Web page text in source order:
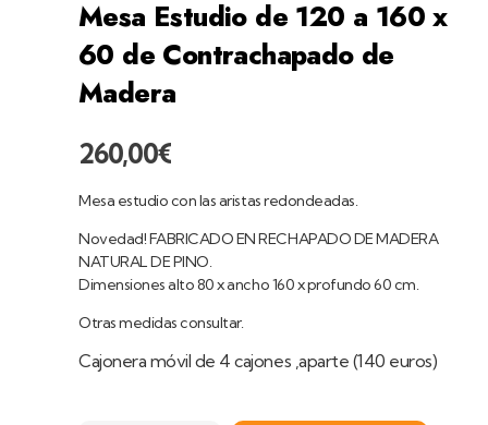
Mesa Estudio de 120 a 160 x
60 de Contrachapado de
Madera
260,00€
Mesa estudio con las aristas redondeadas.
Novedad! FABRICADO EN RECHAPADO DE MADERA
NATURAL DE PINO.
Dimensiones alto 80 x ancho 160 x profundo 60 cm.
Otras medidas consultar.
Cajonera móvil de 4 cajones ,aparte (140 euros)